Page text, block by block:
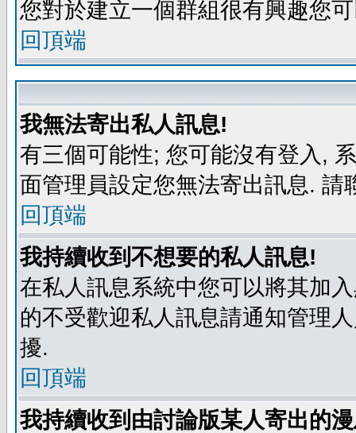
您對於建立一個群組很有興趣您
回頂端
我無法寄出私人訊息!
有三個可能性; 您可能沒有登入,
面管理員設定您無法寄出訊息. 請
回頂端
我持續收到不想要的私人訊息!
在私人訊息系統中您可以將其加
的不受歡迎私人訊息請通知管理
擾.
回頂端
我持續收到由討論版某人寄出的